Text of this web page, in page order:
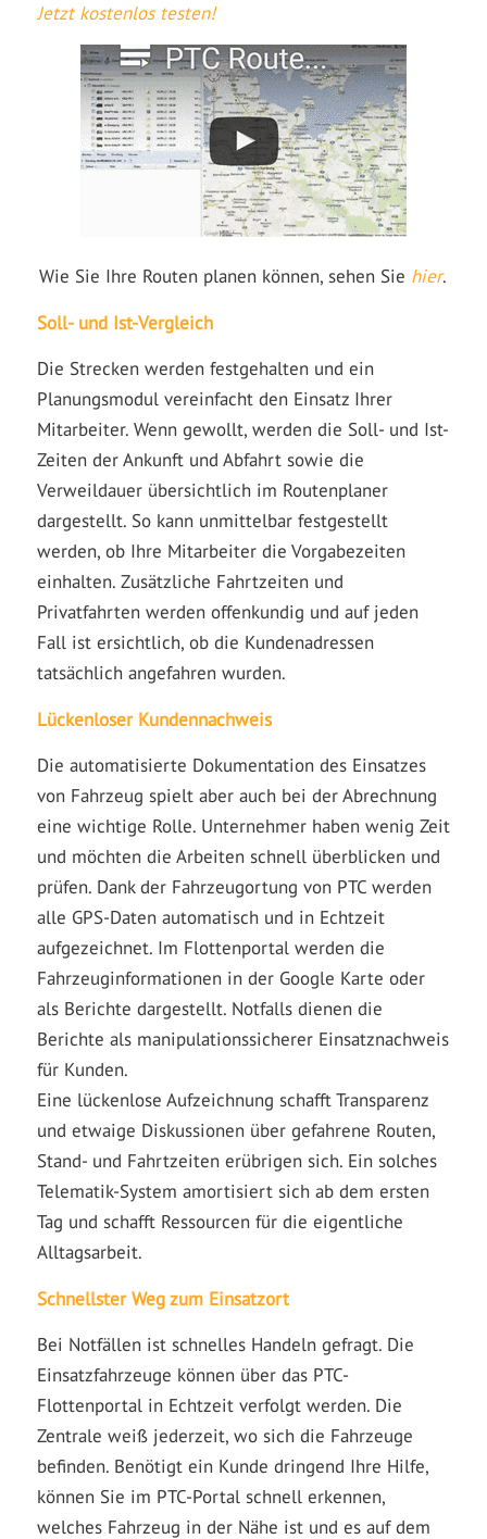
Jetzt kostenlos testen!
Wie Sie Ihre Routen planen können, sehen Sie hier.
Soll- und Ist-Vergleich
Die Strecken werden festgehalten und ein
Planungsmodul vereinfacht den Einsatz Ihrer
Mitarbeiter. Wenn gewollt, werden die Soll- und Ist-
Zeiten der Ankunft und Abfahrt sowie die
Verweildauer übersichtlich im Routenplaner
dargestellt. So kann unmittelbar festgestellt
werden, ob Ihre Mitarbeiter die Vorgabezeiten
einhalten. Zusätzliche Fahrtzeiten und
Privatfahrten werden offenkundig und auf jeden
Fall ist ersichtlich, ob die Kundenadressen
tatsächlich angefahren wurden.
Lückenloser Kundennachweis
Die automatisierte Dokumentation des Einsatzes
von Fahrzeug spielt aber auch bei der Abrechnung
eine wichtige Rolle. Unternehmer haben wenig Zeit
und möchten die Arbeiten schnell überblicken und
prüfen. Dank der Fahrzeugortung von PTC werden
alle GPS-Daten automatisch und in Echtzeit
aufgezeichnet. Im Flottenportal werden die
Fahrzeuginformationen in der Google Karte oder
als Berichte dargestellt. Notfalls dienen die
Berichte als manipulationssicherer Einsatznachweis
für Kunden.
Eine lückenlose Aufzeichnung schafft Transparenz
und etwaige Diskussionen über gefahrene Routen,
Stand- und Fahrtzeiten erübrigen sich. Ein solches
Telematik-System amortisiert sich ab dem ersten
Tag und schafft Ressourcen für die eigentliche
Alltagsarbeit.
Schnellster Weg zum Einsatzort
Bei Notfällen ist schnelles Handeln gefragt. Die
Einsatzfahrzeuge können über das PTC-
Flottenportal in Echtzeit verfolgt werden. Die
Zentrale weiß jederzeit, wo sich die Fahrzeuge
befinden. Benötigt ein Kunde dringend Ihre Hilfe,
können Sie im PTC-Portal schnell erkennen,
welches Fahrzeug in der Nähe ist und es auf dem